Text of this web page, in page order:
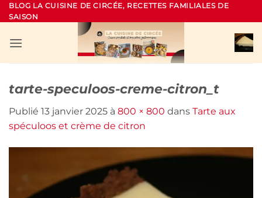
Passer
au
BLOG LA CUISINE DE CIRCÉE, RECETTES FAMILIALES DE
SAISON
tarte-speculoos-creme-citron_t
Publié 13 janvier 2025 à 800 × 800 dans Tarte aux
spéculoos et crème de citron